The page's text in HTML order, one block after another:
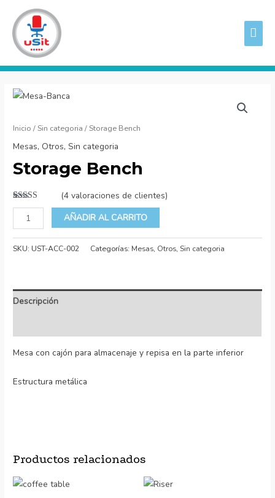
contenido
Inicio /Sin categoria / Storage Bench
Mesas, Otros, Sin categoria
Storage Bench
Valorado
con5.00
5 en base a
4
valoraciones
de clientes
(4valoraciones de clientes)
Storage
cantidad
AÑADIR AL CARRITO
SKU: UST-ACC-002 Categorías: Mesas, Otros,Sin categoria
Descripción
Mesa con cajón para almacenaje y repisa en la parte inferior
Estructura metálica
Productos relacionados